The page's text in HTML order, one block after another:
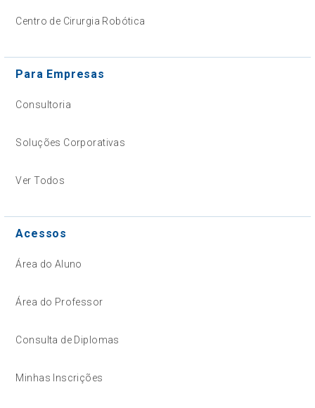
Centro de Cirurgia Robótica
Para Empresas
Consultoria
Soluções Corporativas
Ver Todos
Acessos
Área do Aluno
Área do Professor
Consulta de Diplomas
Minhas Inscrições